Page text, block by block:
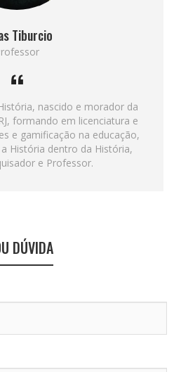
Tiburcio
nascido e morador da
formando em licenciatura e
e gamificação na educação,
História dentro da História,
e Professor.
DÚVIDA